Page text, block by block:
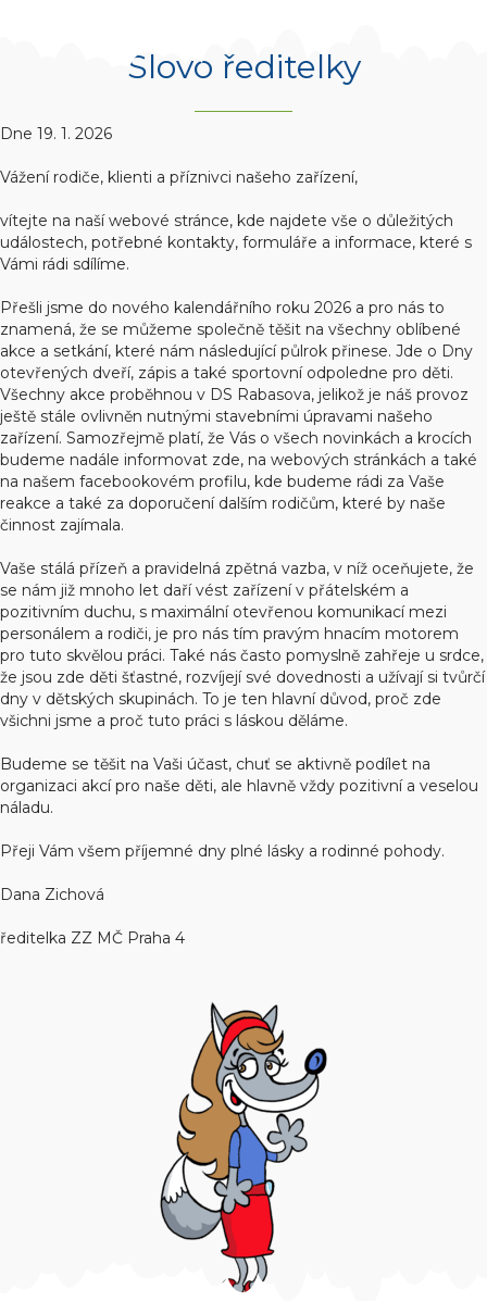
Slovo ředitelky
Dne 19. 1. 2026
Vážení rodiče, klienti a příznivci našeho zařízení,
vítejte na naší webové stránce, kde najdete vše o důležitých
událostech, potřebné kontakty, formuláře a informace, které s
Vámi rádi sdílíme.
Přešli jsme do nového kalendářního roku 2026 a pro nás to
znamená, že se můžeme společně těšit na všechny oblíbené
akce a setkání, které nám následující půlrok přinese. Jde o Dny
otevřených dveří, zápis a také sportovní odpoledne pro děti.
Všechny akce proběhnou v DS Rabasova, jelikož je náš provoz
ještě stále ovlivněn nutnými stavebními úpravami našeho
zařízení. Samozřejmě platí, že Vás o všech novinkách a krocích
budeme nadále informovat zde, na webových stránkách a také
na našem facebookovém profilu, kde budeme rádi za Vaše
reakce a také za doporučení dalším rodičům, které by naše
činnost zajímala.
Vaše stálá přízeň a pravidelná zpětná vazba, v níž oceňujete, že
se nám již mnoho let daří vést zařízení v přátelském a
pozitivním duchu, s maximální otevřenou komunikací mezi
personálem a rodiči, je pro nás tím pravým hnacím motorem
pro tuto skvělou práci. Také nás často pomyslně zahřeje u srdce,
že jsou zde děti šťastné, rozvíjejí své dovednosti a užívají si tvůrčí
dny v dětských skupinách. To je ten hlavní důvod, proč zde
všichni jsme a proč tuto práci s láskou děláme.
Budeme se těšit na Vaši účast, chuť se aktivně podílet na
organizaci akcí pro naše děti, ale hlavně vždy pozitivní a veselou
náladu.
Přeji Vám všem příjemné dny plné lásky a rodinné pohody.
Dana Zichová
ředitelka ZZ MČ Praha 4